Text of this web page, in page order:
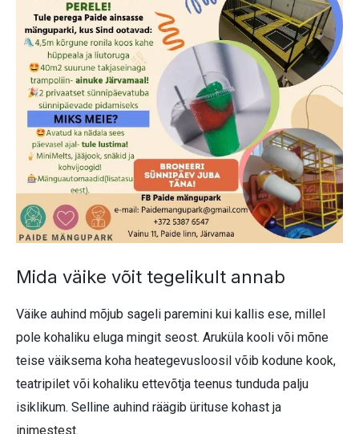
Mida väike võit tegelikult annab
Väike auhind mõjub sageli paremini kui kallis ese, millel
pole kohaliku eluga mingit seost. Aruküla kooli või mõne
teise väiksema koha heategevusloosil võib kodune kook,
teatripilet või kohaliku ettevõtja teenus tunduda palju
isiklikum. Selline auhind räägib ürituse kohast ja
inimestest.